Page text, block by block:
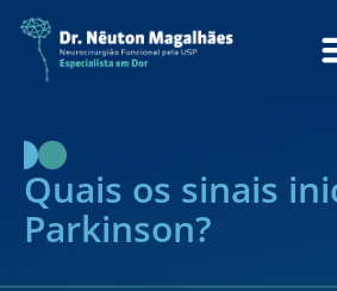
Quais os sinais
Parkinson?